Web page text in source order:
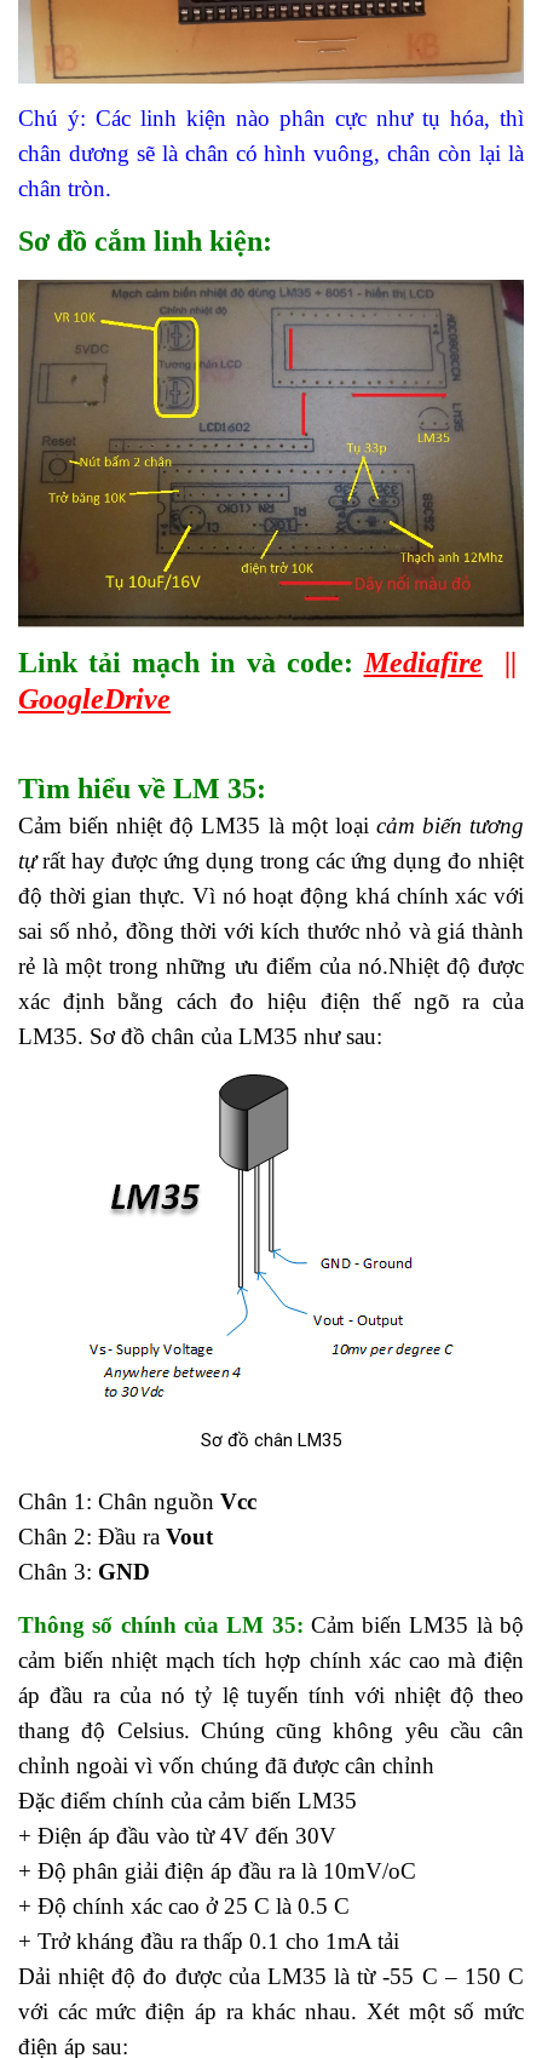
Chú ý: Các linh kiện nào phân cực như tụ hóa, thì
chân dương sẽ là chân có hình vuông, chân còn lại là
chân tròn.
Sơ đồ cắm linh kiện:
Link tải mạch in và code: Mediafire
GoogleDrive
Tìm hiểu về LM 35:
Cảm biến nhiệt độ LM35 là một loại cảm biến tương
tựrất hay được ứng dụng trong các ứng dụng đo nhiệt
độ thời gian thực. Vì nó hoạt động khá chính xác với
sai số nhỏ, đồng thời với kích thước nhỏ và giá thành
rẻ là một trong những ưu điểm của nó.Nhiệt độ được
xác định bằng cách đo hiệu điện thế ngõ ra của
LM35. Sơ đồ chân của LM35 như sau:
Sơ đồ chân LM35
Chân 1: Chân nguồn Vcc
Chân 2: Đầu ra Vout
Chân 3: GND
Thông số chính của LM 35: Cảm biến LM35 là bộ
cảm biến nhiệt mạch tích hợp chính xác cao mà điện
áp đầu ra của nó tỷ lệ tuyến tính với nhiệt độ theo
thang độ Celsius. Chúng cũng không yêu cầu cân
chỉnh ngoài vì vốn chúng đã được cân chỉnh
Đặc điểm chính của cảm biến LM35
+ Điện áp đầu vào từ 4V đến 30V
+ Độ phân giải điện áp đầu ra là 10mV/oC
+ Độ chính xác cao ở 25 C là 0.5 C
+ Trở kháng đầu ra thấp 0.1 cho 1mA tải
Dải nhiệt độ đo được của LM35 là từ -55 C – 150 C
với các mức điện áp ra khác nhau. Xét một số mức
điện áp sau: